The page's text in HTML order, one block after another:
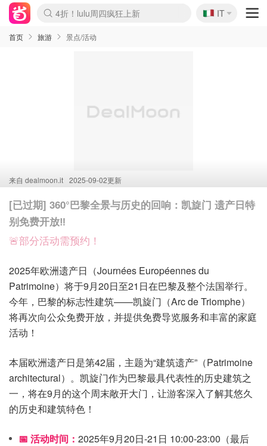
Boticinal 夏促开抢！
4折！lulu周四疯狂上新
速领！Stanley独家85折
Zalando 奥莱闪促！每日更新
🇮🇹
IT
首页 旅游 景点/活动
来自 dealmoon.it 2025-09-02更新
[已过期] 360°巴黎全景与历史的回响：凯旋门 遗产日特
别免费开放‼️
🚨部分活动需预约！
2025年欧洲遗产日（Journées Européennes du
Patrimoine）将于9月20日至21日在巴黎及整个法国举行。
今年，巴黎的标志性建筑——凯旋门（Arc de Triomphe）
将再次向公众免费开放，并提供免费导览服务和丰富的家庭
活动！
本届欧洲遗产日是第42届，主题为“建筑遗产”（Patrimoine
architectural）。凯旋门作为巴黎最具代表性的历史建筑之
一，将在9月的这个周末敞开大门，让游客深入了解其悠久
的历史和建筑特色！
📅 活动时间： 2025年9月20日-21日 10:00-23:00（最后